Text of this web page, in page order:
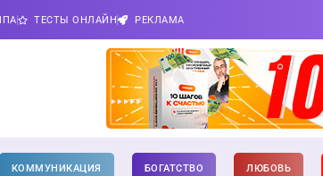
ТЕСТЫ ОНЛАЙН РЕКЛАМА
КОММУНИКАЦИЯ БОГАТСТВО ЛЮБОВЬ